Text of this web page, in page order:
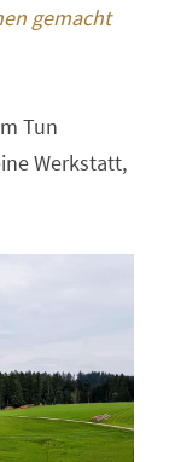
gemacht
Tun
Werkstatt,